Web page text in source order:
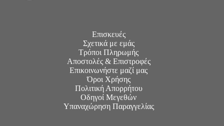
Επισκευές
Σχετικά με εμάς
Τρόποι Πληρωμής
Αποστολές & Επιστροφές
Επικοινωνήστε μαζί μας
Όροι Χρήσης
Πολιτική Απορρήτου
Οδηγοί Μεγεθών
Υπαναχώρηση Παραγγελίας